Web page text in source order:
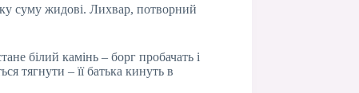
суму жидові. Лихвар, потворний
білий камінь – борг пробачать і
тягнути – її батька кинуть в